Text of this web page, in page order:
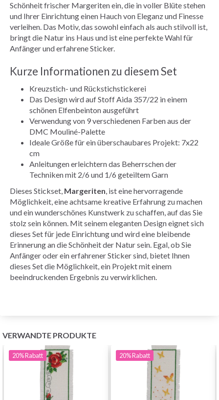
Schönheit frischer Margeriten ein, die in voller Blüte stehen
und Ihrer Einrichtung einen Hauch von Eleganz und Finesse
verleihen. Das Motiv, das sowohl einfach als auch stilvoll ist,
bringt die Natur ins Haus und ist eine perfekte Wahl für
Anfänger und erfahrene Sticker.
Kurze Informationen zu diesem Set
Kreuzstich- und Rückstichstickerei
Das Design wird auf Stoff Aida 357/22 in einem
schönen Elfenbeinton ausgeführt
Verwendung von 9 verschiedenen Farben aus der
DMC Mouliné-Palette
Ideale Größe für ein überschaubares Projekt: 7x22
cm
Anleitungen erleichtern das Beherrschen der
Techniken mit 2/6 und 1/6 geteiltem Garn
Dieses Stickset, Margeriten, ist eine hervorragende
Möglichkeit, eine achtsame kreative Erfahrung zu machen
und ein wunderschönes Kunstwerk zu schaffen, auf das Sie
stolz sein können. Mit seinem eleganten Design eignet sich
dieses Set für jede Einrichtung und wird eine bleibende
Erinnerung an die Schönheit der Natur sein. Egal, ob Sie
Anfänger oder ein erfahrener Sticker sind, bietet Ihnen
dieses Set die Möglichkeit, ein Projekt mit einem
beeindruckenden Ergebnis zu verwirklichen.
VERWANDTE PRODUKTE
20%Rabatt 20%Rabatt